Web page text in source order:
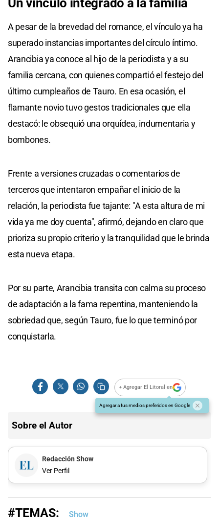
A pesar de la brevedad del romance, el vínculo ya ha
superado instancias importantes del círculo íntimo.
Arancibia ya conoce al hijo de la periodista y a su
familia cercana, con quienes compartió el festejo del
último cumpleaños de Tauro. En esa ocasión, el
flamante novio tuvo gestos tradicionales que ella
destacó: le obsequió una orquídea, indumentaria y
bombones.
Frente a versiones cruzadas o comentarios de
terceros que intentaron empañar el inicio de la
relación, la periodista fue tajante: "A esta altura de mi
vida ya me doy cuenta", afirmó, dejando en claro que
prioriza su propio criterio y la tranquilidad que le brinda
esta nueva etapa.
Por su parte, Arancibia transita con calma su proceso
de adaptación a la fama repentina, manteniendo la
sobriedad que, según Tauro, fue lo que terminó por
conquistarla.
+ Agregar El Litoral en
Agregar a tus medios preferidos en Google
Sobre el Autor
Redacción Show
Ver Perfil
#TEMAS: Show